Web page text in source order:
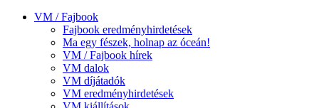
VM / Fajbook
Fajbook eredményhirdetések
Ma egy fészek, holnap az óceán!
VM / Fajbook hírek
VM dalok
VM díjátadók
VM eredményhirdetések